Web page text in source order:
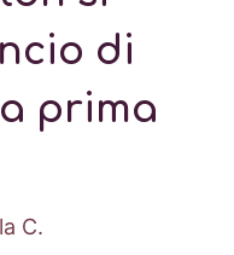
di
prima
C.